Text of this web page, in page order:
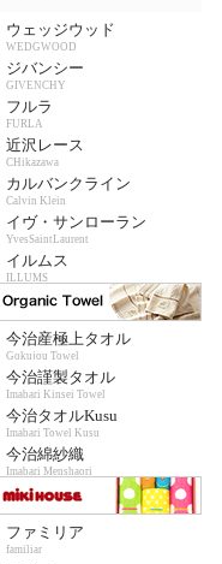
ウェッジウッド
WEDGWOOD
ジバンシー
GIVENCHY
フルラ
FURLA
近沢レース
CHikazawa
カルバンクライン
Calvin Klein
イヴ・サンローラン
YvesSaintLaurent
イルムス
ILLUMS
今治産極上タオル
Gokujou Towel
今治謹製タオル
Imabari Kinsei Towel
今治タオルKusu
Imabari Towel Kusu
今治綿紗織
Imabari Menshaori
ファミリア
familiar